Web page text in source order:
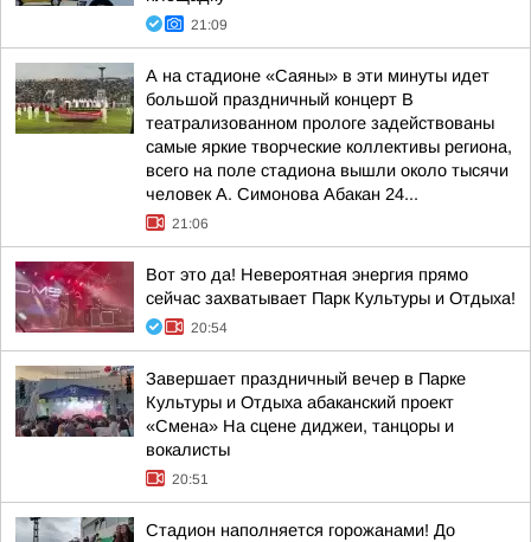
21:09
А на стадионе «Саяны» в эти минуты идет
большой праздничный концерт В
театрализованном прологе задействованы
самые яркие творческие коллективы региона,
всего на поле стадиона вышли около тысячи
человек А. Симонова Абакан 24...
21:06
Вот это да! Невероятная энергия прямо
сейчас захватывает Парк Культуры и Отдыха!
20:54
Завершает праздничный вечер в Парке
Культуры и Отдыха абаканский проект
«Смена» На сцене диджеи, танцоры и
вокалисты
20:51
Стадион наполняется горожанами! До